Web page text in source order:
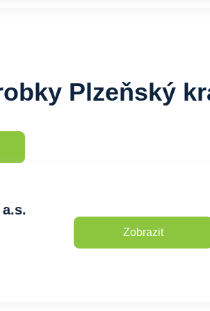
Plzeňský
a.s.
Zobrazit